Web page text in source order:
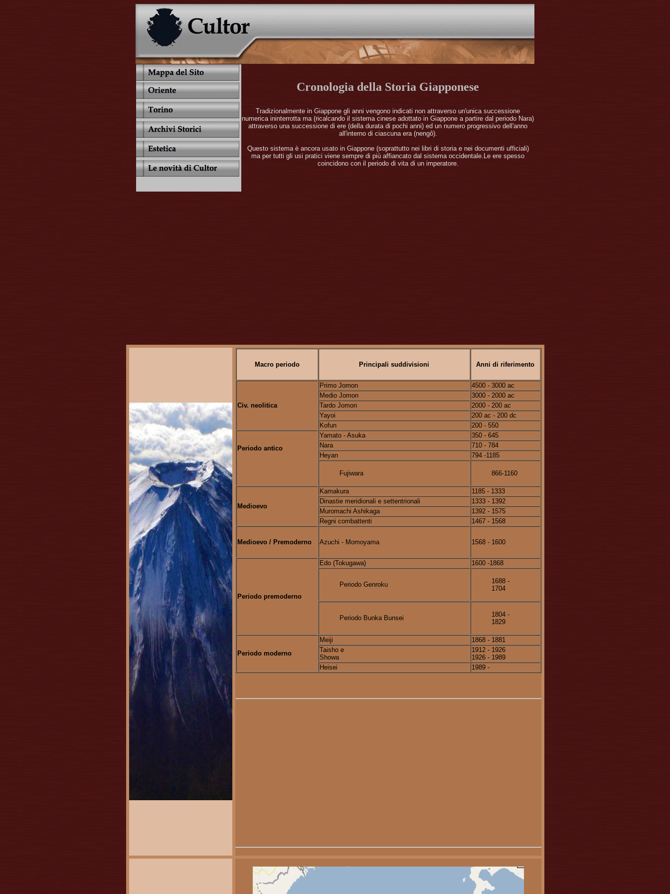
Cronologia della Storia Giapponese
Tradizionalmente in Giappone gli anni vengono indicati non attraverso un'unica successione
numerica ininterrotta ma (ricalcando il sistema cinese adottato in Giappone a partire dal periodo Nara)
attraverso una successione di ere (della durata di pochi anni) ed un numero progressivo dell'anno
all'interno di ciascuna era (nengô).
Questo sistema è ancora usato in Giappone (soprattutto nei libri di storia e nei documenti ufficiali)
ma per tutti gli usi pratici viene sempre di più affiancato dal sistema occidentale.Le ere spesso
coincidono con il periodo di vita di un imperatore.
Macro periodo Principali suddivisioni Anni di riferimento
Civ. neolitica
Primo Jomon
4500 - 3000 ac
Medio Jomon
3000 - 2000 ac
Tardo Jomon
2000 - 200 ac
Yayoi
200 ac - 200 dc
Kofun
200 - 550
Periodo antico
Yamato - Asuka
350 - 645
Nara
710 - 784
Heyan
794 -1185
Fujiwara 866-1160
Medioevo
Kamakura
1185 - 1333
Dinastie meridionali e settentrionali
1333 - 1392
Muromachi Ashikaga
1392 - 1575
Regni combattenti
1467 - 1568
Medioevo / Premoderno Azuchi - Momoyama 1568 - 1600
Periodo premoderno
Edo (Tokugawa) 1600 -1868
Periodo Genroku
1688 -
1704
Periodo Bunka Bunsei
1804 -
1829
Periodo moderno
Meiji
1868 - 1881
Taisho e
Showa
1912 - 1926
1926 - 1989
Heisei
1989 -